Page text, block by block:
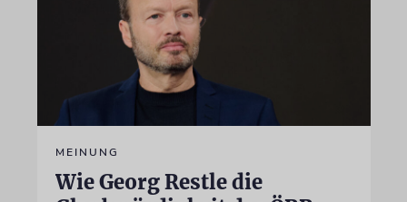
MEINUNG
Wie Georg Restle die